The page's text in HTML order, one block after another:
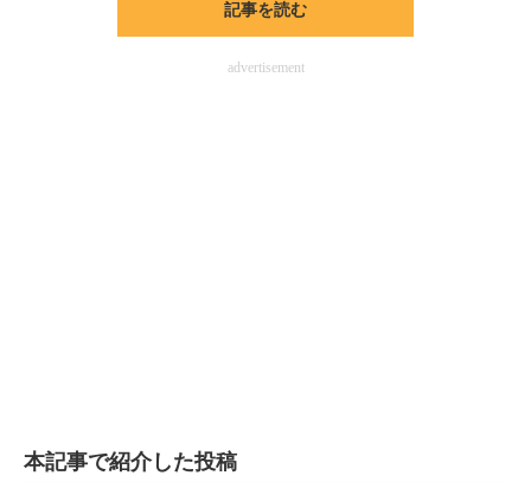
スマホと通信の最新トレンド
ITエンジニア向け専門サイト
記事を読む
advertisement
本記事で紹介した投稿